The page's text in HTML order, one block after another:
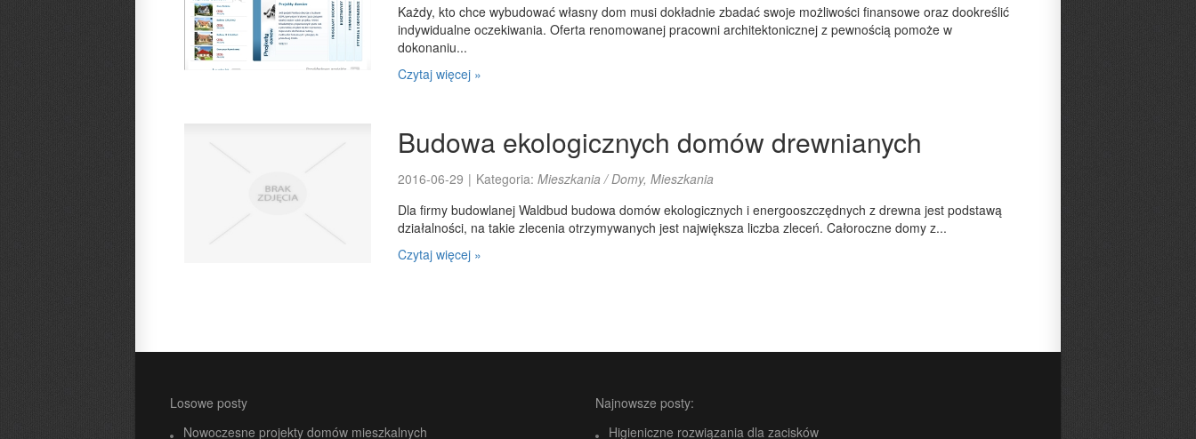
Każdy, kto chce wybudować własny dom musi dokładnie zbadać swoje możliwości finansowe oraz dookreślić
indywidualne oczekiwania. Oferta renomowanej pracowni architektonicznej z pewnością pomoże w
dokonaniu...
Czytaj więcej »
Budowa ekologicznych domów drewnianych
2016-06-29 | Kategoria: Mieszkania / Domy, Mieszkania
Dla firmy budowlanej Waldbud budowa domów ekologicznych i energooszczędnych z drewna jest podstawą
działalności, na takie zlecenia otrzymywanych jest największa liczba zleceń. Całoroczne domy z...
Czytaj więcej »
Losowe posty
Nowoczesne projekty domów mieszkalnych
Najnowsze posty:
Higieniczne rozwiązania dla zacisków